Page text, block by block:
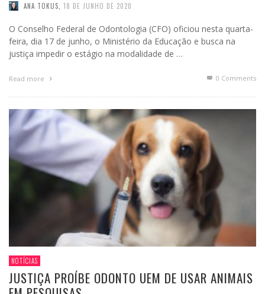
ANA TOKUS, 18 DE JUNHO DE 2020
O Conselho Federal de Odontologia (CFO) oficiou nesta quarta-
feira, dia 17 de junho, o Ministério da Educação e busca na
justiça impedir o estágio na modalidade de …
Read more 0 Comments
NOTÍCIAS
JUSTIÇA PROÍBE ODONTO UEM DE USAR ANIMAIS